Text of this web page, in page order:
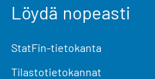
Löydä nopeasti
StatFin-tietokanta
Tilastotietokannat